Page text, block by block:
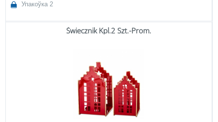
Упакоўка 2
Świecznik Kpl.2 Szt.-Prom.